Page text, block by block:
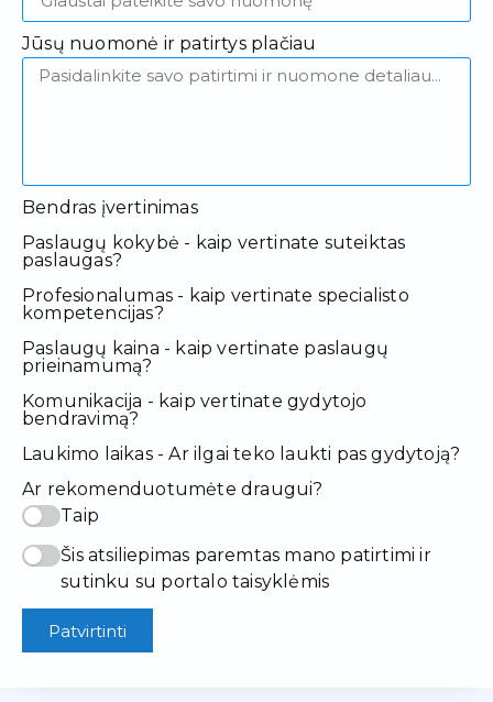
Jūsų nuomonė ir patirtys plačiau
Bendras įvertinimas
Paslaugų kokybė - kaip vertinate suteiktas
paslaugas?
Profesionalumas - kaip vertinate specialisto
kompetencijas?
Paslaugų kaina - kaip vertinate paslaugų
prieinamumą?
Komunikacija - kaip vertinate gydytojo
bendravimą?
Laukimo laikas - Ar ilgai teko laukti pas gydytoją?
Ar rekomenduotumėte draugui?
Taip
Šis atsiliepimas paremtas mano patirtimi ir
sutinku su portalo taisyklėmis
Patvirtinti